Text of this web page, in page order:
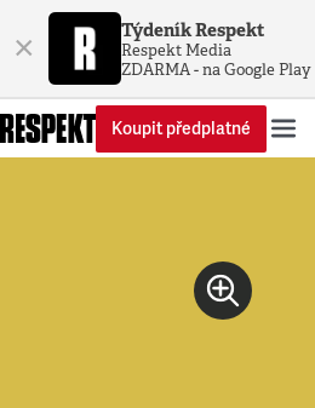
× Týdeník Respekt
Respekt Media
ZDARMA - na Google Play
Koupit předplatné